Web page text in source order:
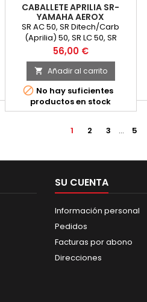
CABALLETE APRILIA SR-
YAMAHA AEROX
SR AC 50, SR Ditech/Carb
(Aprilia) 50, SR LC 50, SR
www/Stealth/Racing
(Minarelli) 50
Precio
56,00 €
 Añadir al carrito
 No hay suficientes
productos en stock
1 2 3 … 5
SU CUENTA
Información personal
Pedidos
Facturas por abono
Direcciones